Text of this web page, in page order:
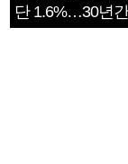
단 1.6%…30년
1182개팀 전수